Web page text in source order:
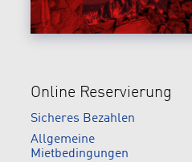
Online Reservierung
Sicheres Bezahlen
Allgemeine
Mietbedingungen